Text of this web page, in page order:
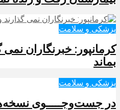
پزشکی و سلامت
کرمانپور: خبرنگاران نمی
بماند
پزشکی و سلامت
در جست‌وجـــــوی